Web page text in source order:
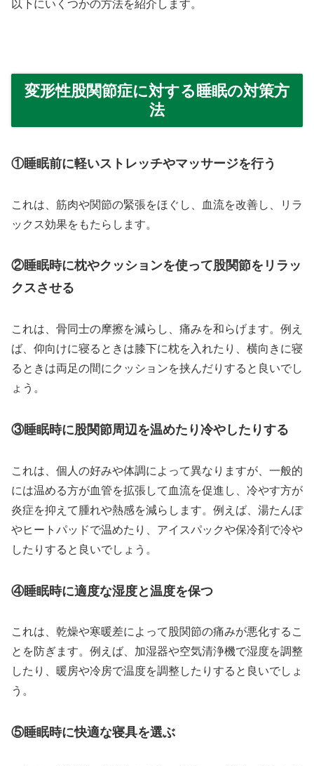
以下にいくつかの方法を紹介します。
変形性股関節症に対する睡眠の対策方
法
①睡眠前に軽いストレッチやマッサージを行う
これは、筋肉や関節の緊張をほぐし、血流を改善し、リラ
ックス効果をもたらします。
②睡眠時に枕やクッションを使って股関節をリラッ
クスさせる
これは、骨同士の摩擦を減らし、痛みを和らげます。例え
ば、仰向けに寝るときは膝下に枕を入れたり、横向きに寝
るときは両足の間にクッションを挟んだりすると良いでし
ょう。
③睡眠時に股関節周辺を温めたり冷やしたりする
これは、個人の好みや体調によって異なりますが、一般的
には温める方が血管を拡張して血流を促進し、冷やす方が
炎症を抑えて腫れや熱感を減らします。例えば、湯たんぽ
やヒートパッドで温めたり、アイスパックや保冷剤で冷や
したりすると良いでしょう。
④睡眠時に適度な湿度と温度を保つ
これは、乾燥や寒暖差によって股関節の痛みが悪化するこ
とを防ぎます。例えば、加湿器や空気清浄機で湿度を調整
したり、暖房や冷房で温度を調整したりすると良いでしょ
う。
⑤睡眠時に快適な寝具を選ぶ